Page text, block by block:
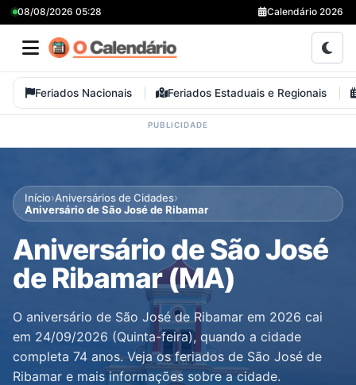
08/08/2026 05:28 Calendário 2026
Feriados Nacionais Feriados Estaduais e Regionais
Início›Aniversários de Cidades›
Aniversário de São José de Ribamar
Aniversário de São José
de Ribamar (MA)
O aniversário de São José de Ribamar em 2026 cai
em 24/09/2026 (Quinta-feira), quando a cidade
completa 74 anos. Veja os feriados de São José de
Ribamar e mais informações sobre a cidade.